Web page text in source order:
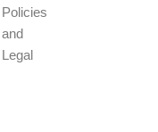
Policies
and
Legal